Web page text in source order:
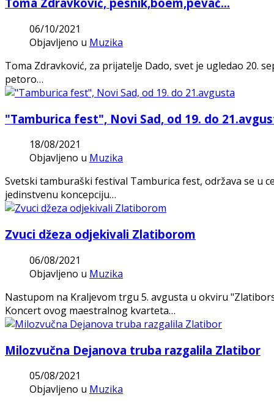
06/10/2021
Objavljeno u Muzika
Toma Zdravković, za prijatelje Dado, svet je ugledao 20.
petoro…
"Tamburica fest", Novi Sad, od 19. do
18/08/2021
Objavljeno u Muzika
Svetski tamburaški festival Tamburica fest, održava se u
jedinstvenu koncepciju…
Zvuci džeza odjekivali Zlatiborom
06/08/2021
Objavljeno u Muzika
Nastupom na Kraljevom trgu 5. avgusta u okviru
Koncert ovog maestralnog kvarteta…
Milozvučna Dejanova truba razgalila Zlatibor
05/08/2021
Objavljeno u Muzika